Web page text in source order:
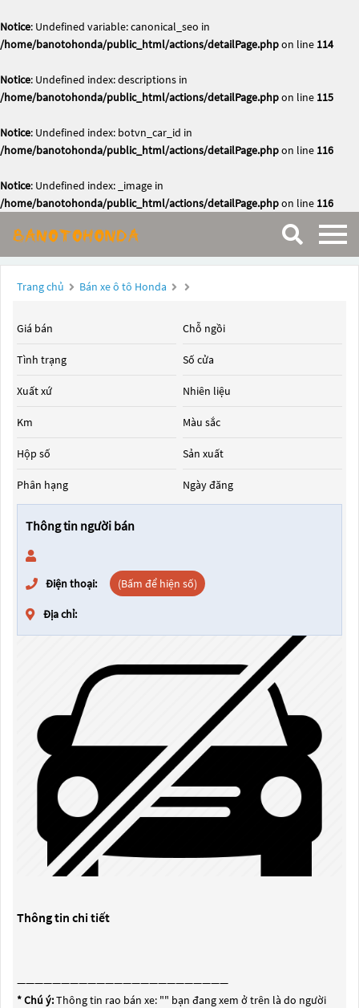
Notice: Undefined variable: canonical_seo in
/home/banotohonda/public_html/actions/detailPage.phpon line 114
Notice: Undefined index: descriptions in
/home/banotohonda/public_html/actions/detailPage.phpon line 115
Notice: Undefined index: botvn_car_id in
/home/banotohonda/public_html/actions/detailPage.phpon line 116
Notice: Undefined index: _image in
/home/banotohonda/public_html/actions/detailPage.phpon line 116
Trang chủ Bán xe ô tô Honda
Giá bán
Tình trạng
Xuất xứ
Km
Hộp số
Phân hạng
Chỗ ngồi
Số cửa
Nhiên liệu
Màu sắc
Sản xuất
Ngày đăng
Thông tin người bán
Điện thoại: (Bấm để hiện số)
Địa chỉ:
Thông tin chi tiết
————————————————————————
* Chú ý:Thông tin rao bán xe: "" bạn đang xem ở trên là do người